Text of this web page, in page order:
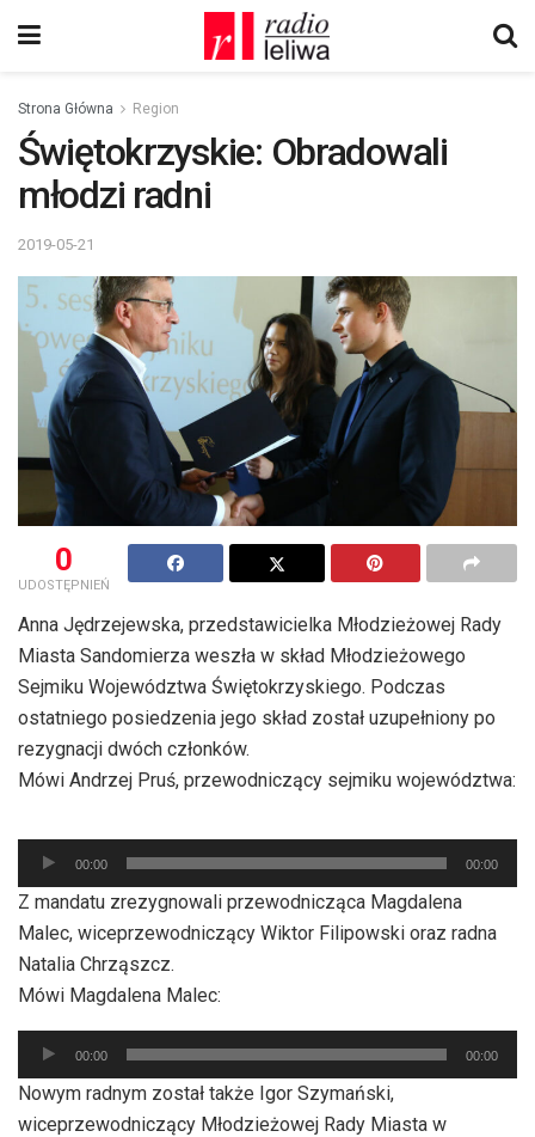
Strona Główna Region
Świętokrzyskie: Obradowali
młodzi radni
2019-05-21
0
UDOSTĘPNIEŃ
Anna Jędrzejewska, przedstawicielka Młodzieżowej Rady
Miasta Sandomierza weszła w skład Młodzieżowego
Sejmiku Województwa Świętokrzyskiego. Podczas
ostatniego posiedzenia jego skład został uzupełniony po
rezygnacji dwóch członków.
Mówi Andrzej Pruś, przewodniczący sejmiku województwa:
Odtwarzacz
plików
dźwiękowych
00:00 00:00
Z mandatu zrezygnowali przewodnicząca Magdalena
Malec, wiceprzewodniczący Wiktor Filipowski oraz radna
Natalia Chrząszcz.
Mówi Magdalena Malec:
Odtwarzacz
plików
dźwiękowych
00:00 00:00
Nowym radnym został także Igor Szymański,
wiceprzewodniczący Młodzieżowej Rady Miasta w